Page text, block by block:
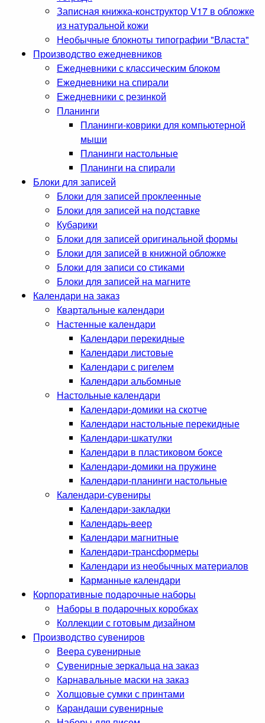
Записная книжка-конструктор V17 в обложке
из натуральной кожи
Необычные блокноты типографии "Власта"
Производство ежедневников
Ежедневники с классическим блоком
Ежедневники на спирали
Ежедневники с резинкой
Планинги
Планинги-коврики для компьютерной
мыши
Планинги настольные
Планинги на спирали
Блоки для записей
Блоки для записей проклеенные
Блоки для записей на подставке
Кубарики
Блоки для записей оригинальной формы
Блоки для записей в книжной обложке
Блоки для записи со стиками
Блоки для записей на магните
Календари на заказ
Квартальные календари
Настенные календари
Календари перекидные
Календари листовые
Календари с ригелем
Календари альбомные
Настольные календари
Календари-домики на скотче
Календари настольные перекидные
Календари-шкатулки
Календари в пластиковом боксе
Календари-домики на пружине
Календари-планинги настольные
Календари-сувениры
Календари-закладки
Календарь-веер
Календари магнитные
Календари-трансформеры
Календари из необычных материалов
Карманные календари
Корпоративные подарочные наборы
Наборы в подарочных коробках
Коллекции с готовым дизайном
Производство сувениров
Веера сувенирные
Сувенирные зеркальца на заказ
Карнавальные маски на заказ
Холщовые сумки с принтами
Карандаши сувенирные